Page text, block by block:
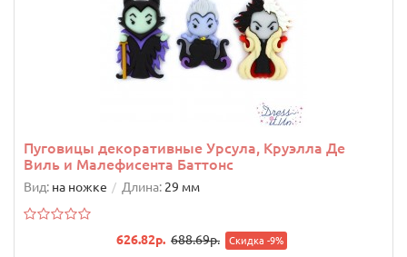
Пуговицы декоративные Урсула, Круэлла Де
Виль и Малефисента Баттонс
Вид: на ножке Длина: 29 мм
626.82р. 688.69р. Скидка -9%